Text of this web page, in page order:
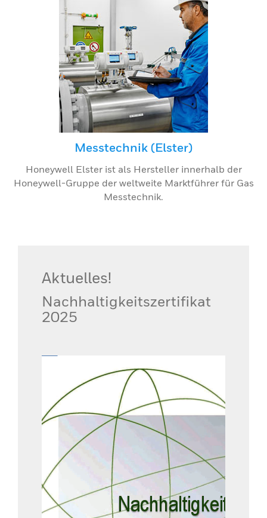
Messtechnik (Elster)
Honeywell Elster ist als Hersteller innerhalb der
Honeywell-Gruppe der weltweite Marktführer für Gas
Messtechnik.
Aktuelles!
Nachhaltigkeitszertifikat
2025